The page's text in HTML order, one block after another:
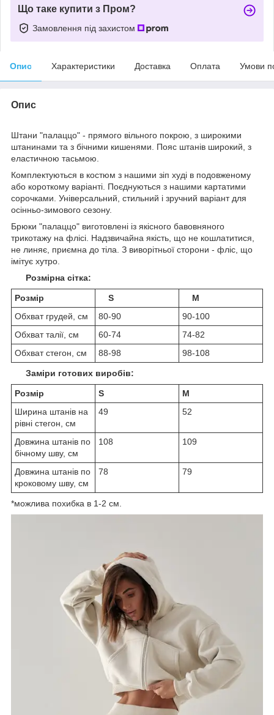
Що таке купити з Пром?
Замовлення під захистом
Опис Характеристики Доставка Оплата Умови
Опис
Штани "палаццо" - прямого вільного покрою, з широкими
штанинами та з бічними кишенями. Пояс штанів широкий, з
еластичною тасьмою.
Комплектуються в костюм з нашими зіп худі в подовженому
або короткому варіанті. Поєднуються з нашими картатими
сорочками. Універсальний, стильний і зручний варіант для
осінньо-зимового сезону.
Брюки "палаццо" виготовлені із якісного бавовняного
трикотажу на флісі. Надзвичайна якість, що не кошлатитися,
не линяє, приємна до тіла. З виворітньої сторони - фліс, що
імітує хутро.
Розмірна сітка:
Розмір S
М
Обхват грудей, см
80-90
90-100
Обхват талії, см
60-74
74-82
Обхват стегон, см
88-98 98-108
Заміри готових виробів:
Розмір S
M
Ширина штанів на
рівні стегон, см
49 52
Довжина штанів по
бічному шву, см
108 109
Довжина штанів по
кроковому шву, см
78 79
*можлива похибка в 1-2 см.